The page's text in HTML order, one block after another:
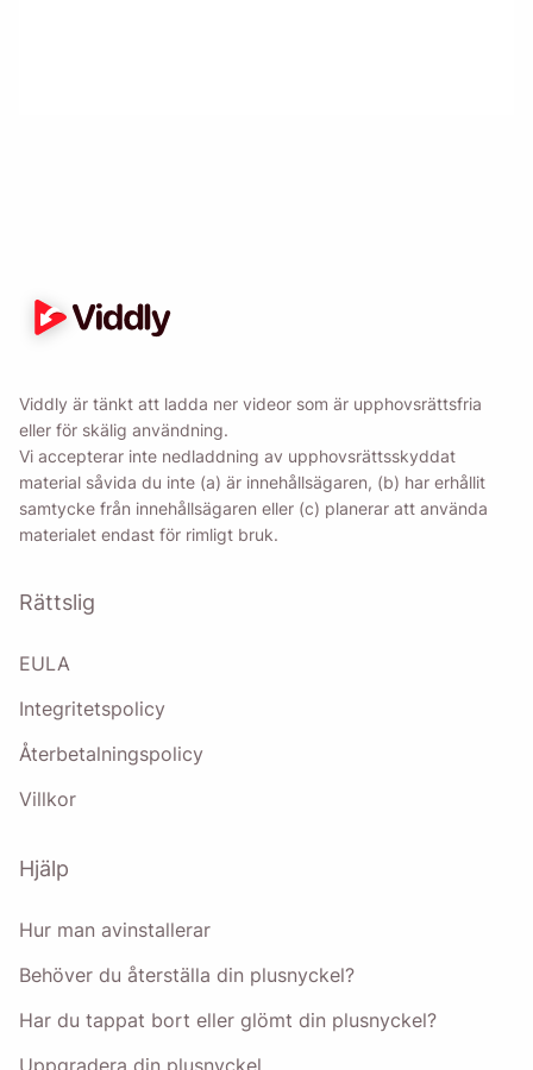
Viddly är tänkt att ladda ner videor som är upphovsrättsfria
eller för skälig användning.
Vi accepterar inte nedladdning av upphovsrättsskyddat
material såvida du inte (a) är innehållsägaren, (b) har erhållit
samtycke från innehållsägaren eller (c) planerar att använda
materialet endast för rimligt bruk.
Rättslig
EULA
Integritetspolicy
Återbetalningspolicy
Villkor
Hjälp
Hur man avinstallerar
Behöver du återställa din plusnyckel?
Har du tappat bort eller glömt din plusnyckel?
Uppgradera din plusnyckel
Email
Genom att markera det här alternativet godkänner du vår